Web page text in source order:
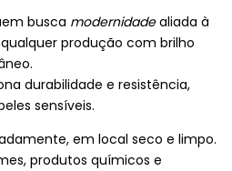
busca modernidadealiada à
produção com brilho
durabilidade e resistência,
sensíveis.
em local seco e limpo.
produtos químicos e